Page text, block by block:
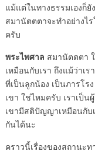
แม้แต่ในทางธรรมเองก็
สมานัตตตาจะทำอย่างไ
ครับ
พระไพศาล สมานัตตตา
เหมือนกับเรา ถึงแม้ว่าเ
ที่เป็นลูกน้อง เป็นภารโร
เขา ใช่ไหมครับ เราเป็น
เขามีสติปัญญาเหมือนกับ
กันได้นะ
คราวนี้เรื่องของสถานะ